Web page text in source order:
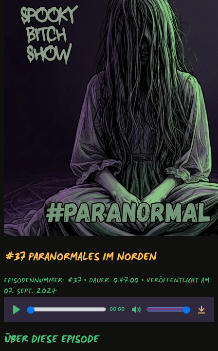
#37 PARANORMALES IM NORDEN
EPISODENNUMMER: #37 • DAUER: 0:47:00 • VERÖFFENTLICHT AM
07. SEPT. 2024
00:00
ÜBER DIESE EPISODE